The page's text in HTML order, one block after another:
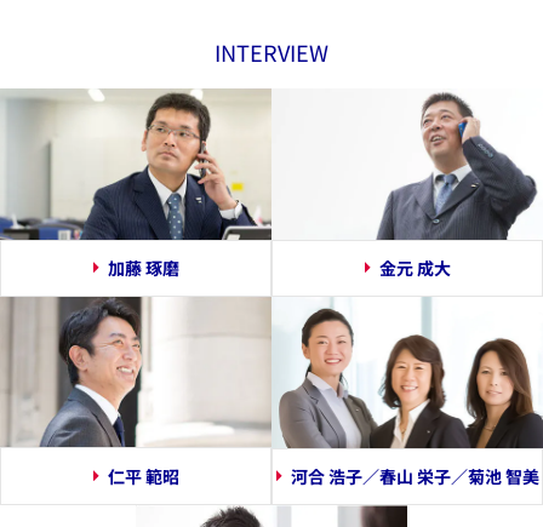
INTERVIEW
加藤 琢磨 金元 成大
仁平 範昭 河合 浩子／春山 栄子／菊池 智美